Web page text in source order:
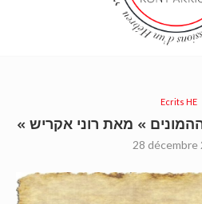
Ecrits HE
» מאת רוני אקריש
28 décembre